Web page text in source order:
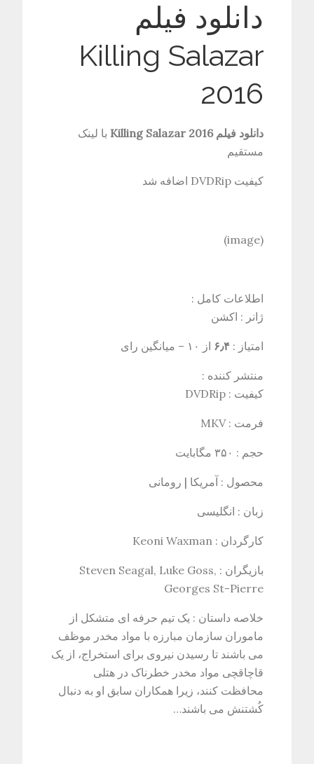
دانلود فیلم
Killing Salazar
2016
دانلود فیلم Killing Salazar 2016
با لینک
مستقیم
کیفیت DVDRip اضافه شد
(image)
اطلاعات کامل :
ژانر : اکشن
امتياز :۶٫۴ از ۱۰ – میانگین رای
منتشر کننده :
کیفیت : DVDRip
فرمت : MKV
حجم : ۳۵۰ مگابایت
محصول : آمریکا | رومانی
زبان : انگلیسی
کارگردان : Keoni Waxman
بازيگران : Steven Seagal, Luke Goss,
Georges St-Pierre
خلاصه داستان : یک تیم حرفه ای متشکل از
ماموران سازمان مبارزه با مواد مخدر موظف
می باشند تا رسیدن نیروی برای استخراج، از یک
قاچاقچی مواد مخدر خطرناک در هتلی
محافظت کنند، زیرا همکاران سابق او به دنبال
کُشتنش می باشند…